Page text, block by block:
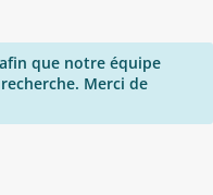
que notre équipe
Merci de